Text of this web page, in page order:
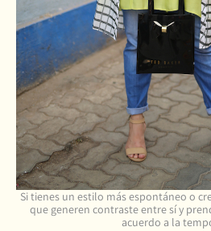
Si tienes un estilo más espontáneo o
que generen contraste entre sí y
acuerdo a la